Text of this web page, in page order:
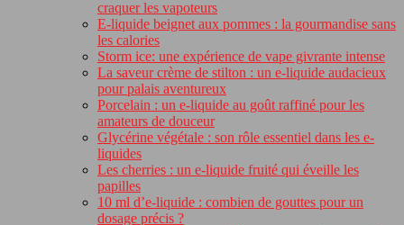
craquer les vapoteurs
E-liquide beignet aux pommes : la gourmandise sans
les calories
Storm ice: une expérience de vape givrante intense
La saveur crème de stilton : un e-liquide audacieux
pour palais aventureux
Porcelain : un e-liquide au goût raffiné pour les
amateurs de douceur
Glycérine végétale : son rôle essentiel dans les e-
liquides
Les cherries : un e-liquide fruité qui éveille les
papilles
10 ml d’e-liquide : combien de gouttes pour un
dosage précis ?